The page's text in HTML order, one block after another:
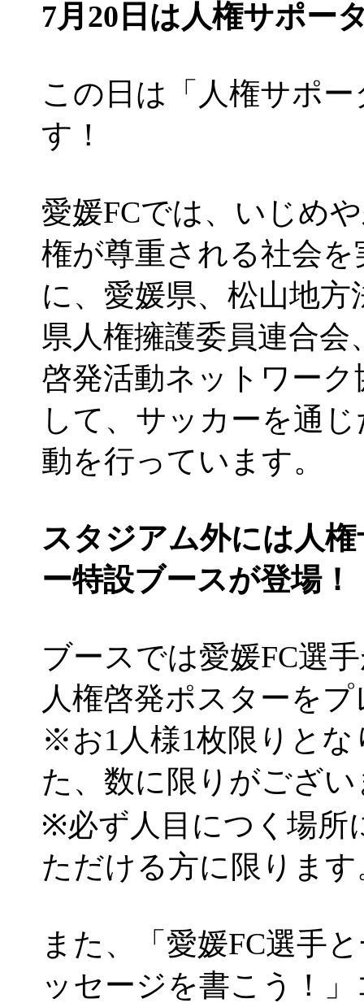
7月20日は人権サポー
この日は「人権サポ
す！
愛媛FCでは、いじめ
権が尊重される社会
に、愛媛県、松山地方
県人権擁護委員連合会
啓発活動ネットワー
して、サッカーを通
動を行っています。
スタジアム外には人
ー特設ブースが登場！
ブースでは愛媛FC選
人権啓発ポスターを
※お1人様1枚限りとな
た、数に限りがござ
※必ず人目につく場所
ただける方に限ります
また、「愛媛FC選手
ッセージを書こう！